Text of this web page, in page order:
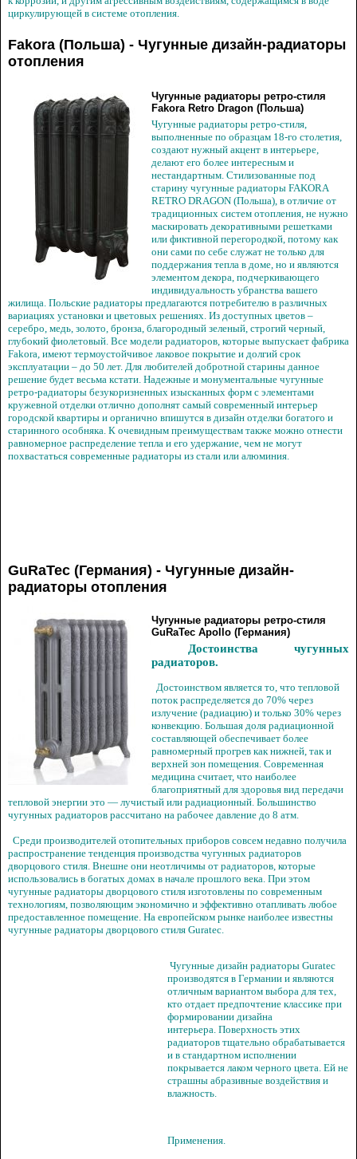
циркулирующей в системе отопления.
Fakora (Польша) - Чугунные дизайн-радиаторы
отопления
Чугунные радиаторы ретро-стиля
Fakora Retro Dragon (Польша)
Чугунные радиаторы ретро-стиля,
выполненные по образцам 18-го столетия,
создают нужный акцент в интерьере,
делают его более интересным и
нестандартным. Стилизованные под
старину чугунные радиаторы FAKORA
RETRO DRAGON (Польша), в отличие от
традиционных систем отопления, не нужно
маскировать декоративными решетками
или фиктивной перегородкой, потому как
они сами по себе служат не только для
поддержания тепла в доме, но и являются
элементом декора, подчеркивающего
индивидуальность убранства вашего
жилища. Польские радиаторы предлагаются потребителю в различных
вариациях установки и цветовых решениях. Из доступных цветов –
серебро, медь, золото, бронза, благородный зеленый, строгий черный,
глубокий фиолетовый. Все модели радиаторов, которые выпускает фабрика
Fakora, имеют термоустойчивое лаковое покрытие и долгий срок
эксплуатации – до 50 лет. Для любителей добротной старины данное
решение будет весьма кстати. Надежные и монументальные чугунные
ретро-радиаторы безукоризненных изысканных форм с элементами
кружевной отделки отлично дополнят самый современный интерьер
городской квартиры и органично впишутся в дизайн отделки богатого и
старинного особняка. К очевидным преимуществам также можно отнести
равномерное распределение тепла и его удержание, чем не могут
похвастаться современные радиаторы из стали или алюминия.
GuRaTec (Германия) - Чугунные дизайн-
радиаторы отопления
Чугунные радиаторы ретро-стиля
GuRaTec Apollo (Германия)
Достоинства чугунных
радиаторов.
Достоинством является то, что тепловой
поток распределяется до 70% через
излучение (радиацию) и только 30% через
конвекцию. Большая доля радиационной
составляющей обеспечивает более
равномерный прогрев как нижней, так и
верхней зон помещения. Современная
медицина считает, что наиболее
благоприятный для здоровья вид передачи
тепловой энергии это — лучистый или радиационный. Большинство
чугунных радиаторов рассчитано на рабочее давление до 8 атм.
Среди производителей отопительных приборов совсем недавно получила
распространение тенденция производства чугунных радиаторов
дворцового стиля. Внешне они неотличимы от радиаторов, которые
использовались в богатых домах в начале прошлого века. При этом
чугунные радиаторы дворцового стиля изготовлены по современным
технологиям, позволяющим экономично и эффективно отапливать любое
предоставленное помещение. На европейском рынке наиболее известны
чугунные радиаторы дворцового стиля Guratec.
Чугунные дизайн радиаторы Guratec
производятся в Германии и являются
отличным вариантом выбора для тех,
кто отдает предпочтение классике при
формировании дизайна
интерьера. Поверхность этих
радиаторов тщательно обрабатывается
и в стандартном исполнении
покрывается лаком черного цвета. Ей не
страшны абразивные воздействия и
влажность.
Применения.